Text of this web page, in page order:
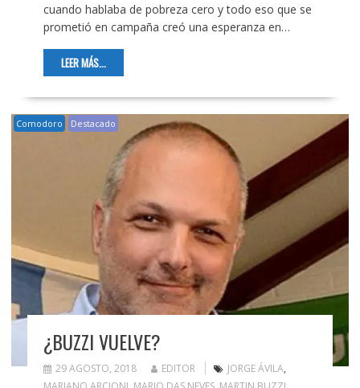
cuando hablaba de pobreza cero y todo eso que se
prometió en campaña creó una esperanza en…
LEER MÁS...
Comodoro Destacado
¿BUZZI VUELVE?
29 AGOSTO, 2018 EDITOR JORGE ÁVILA,